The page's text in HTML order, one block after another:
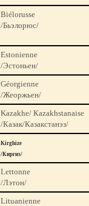
Biélorusse
/Бьэлорюс/
Estonienne
/Эстоньен/
Géorgienne
/Жеоржьен/
Kazakhe/ Каzakhstanaise
/Казак/Казакстанэз/
Kirghize
/Киргиз/
Lettonne
/Лэтон/
Lituanienne